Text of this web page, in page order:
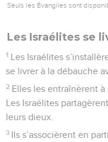
Seuls les Évangiles sont
Les Israélites se
1 Les Israélites
se livrer à la débauche
2 Elles les entraînèrent à
Les Israélites
leurs dieux.
3 Ils s’associèrent en